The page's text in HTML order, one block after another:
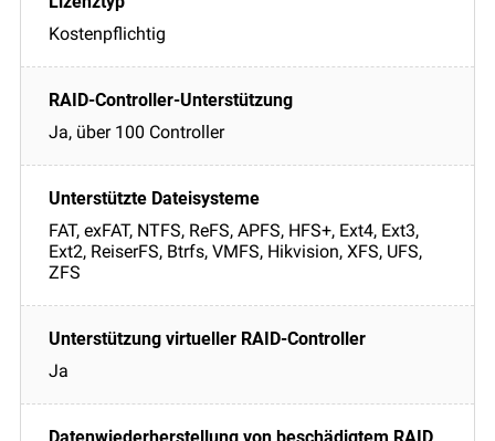
Kostenpflichtig
Ja, über 100 Controller
FAT, exFAT, NTFS, ReFS, APFS, HFS+, Ext4, Ext3,
Ext2, ReiserFS, Btrfs, VMFS, Hikvision, XFS, UFS,
ZFS
Ja